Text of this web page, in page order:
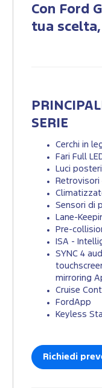
Con Ford
tua
SERIE
Cerchi in
Fari Full
Luci
Sensori di
Lane-
Pre-
ISA -
SYNC 4
mirroring
Cruise
FordApp
Keyless
Richiedi